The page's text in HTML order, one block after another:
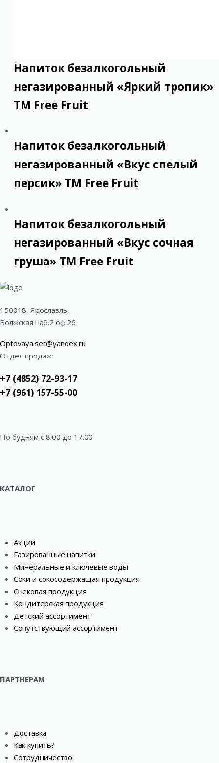
Напиток безалкогольный
негазированный «Яркий тропик»
ТМ Free Fruit
Напиток безалкогольный
негазированный «Вкус спелый
персик» ТМ Free Fruit
Напиток безалкогольный
негазированный «Вкус сочная
груша» ТМ Free Fruit
150018, Ярославль,
Волжская наб.2 оф.26
Optovaya.set@yandex.ru
Отдел продаж:
+7 (4852) 72-93-17
+7 (961) 157-55-00
По будням c 8.00 до 17.00
КАТАЛОГ
Акции
Газированные напитки
Минеральные и ключевые воды
Соки и сокосодержащая продукция
Снековая продукция
Кондитерская продукция
Детский ассортимент
Сопутствующий ассортимент
ПАРТНЕРАМ
Доставка
Как купить?
Сотрудничество